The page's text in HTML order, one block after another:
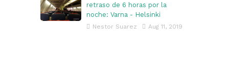
retraso de 6 horas por la
noche: Varna - Helsinki
Nestor Suarez Aug 11, 2019